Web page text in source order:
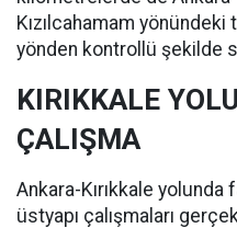
Kızılcahamam
yönden kontrollü şekilde
KIRIKKALE
ÇALIŞMA
Ankara-Kırıkkale yolunda
üstyapı çalışmaları